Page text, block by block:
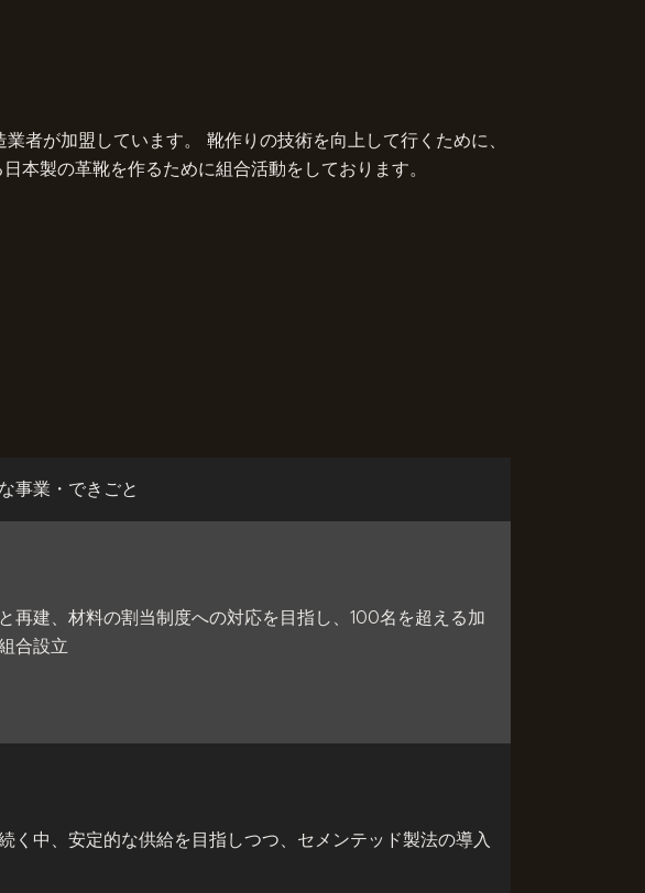
者が加盟しています。 靴作りの技術を向上して行くために、
本製の革靴を作るために組合活動をしております。
事業・できごと
再建、材料の割当制度への対応を目指し、100名を超える加
合設立
く中、安定的な供給を目指しつつ、セメンテッド製法の導入